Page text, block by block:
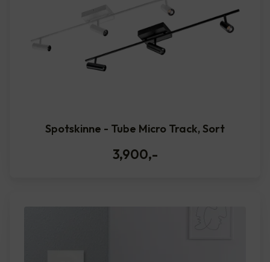
Spotskinne - Tube Micro Track, Sort
3,900,-